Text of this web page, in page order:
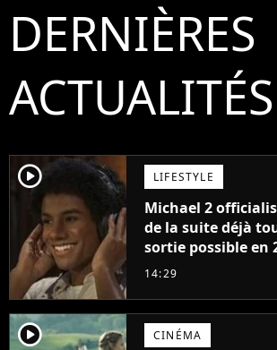
DERNIÈRES
ACTUALITÉS
player2 LIFESTYLE
Michael 2
de la suite déjà
sortie possible en
14:29
player2 CINÉMA